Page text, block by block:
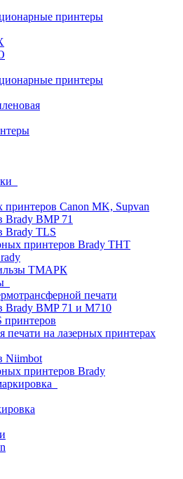
принтеры
принтеры
принтеров Canon MK, Supvan
Brady BMP 71
Brady TLS
принтеров Brady THT
ТМАРК
печати
Brady BMP 71 и M710
принтеров
на лазерных принтерах
Niimbot
принтеров Brady